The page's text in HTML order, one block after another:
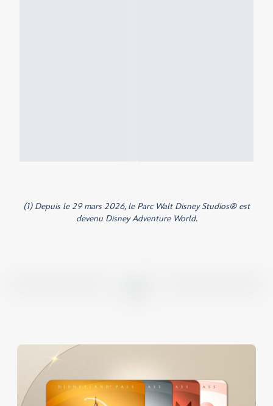
(1) Depuis le 29 mars 2026, le Parc Walt Disney Studios® est
devenu Disney Adventure World.